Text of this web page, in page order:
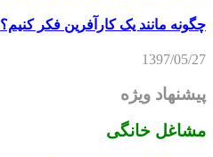
چگونه مانند یک کارآفرین فکر کنیم؟
1397/05/27
پیشنهاد ویژه
مشاغل خانگی